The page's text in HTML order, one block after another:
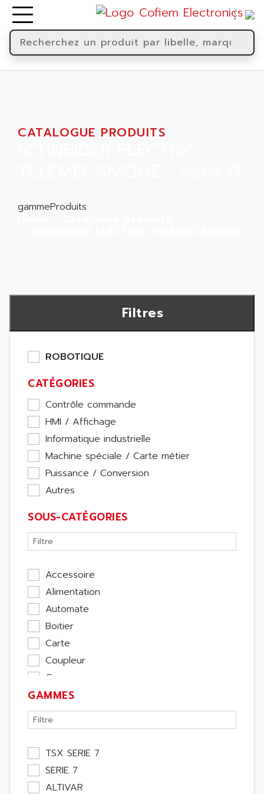
CATALOGUE PRODUITS
gammeProduits
Filtres
ROBOTIQUE
CATÉGORIES
Contrôle commande
HMI / Affichage
Informatique industrielle
Machine spéciale / Carte métier
Puissance / Conversion
Autres
SOUS-CATÉGORIES
Accessoire
Alimentation
Automate
Boitier
Carte
Coupleur
Cpu
Ecran
Entrée / Sortie
Memoire
Module Métier
Moteur
Pupitre Opérateur
GAMMES
TSX SERIE 7
SERIE 7
ALTIVAR